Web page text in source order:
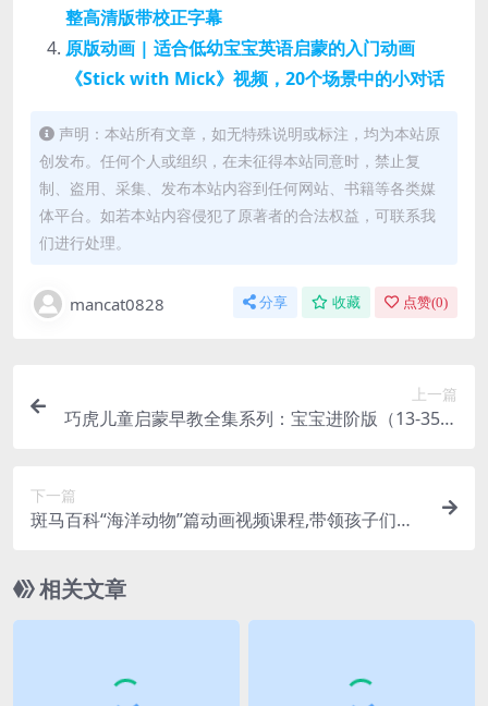
整高清版带校正字幕
原版动画 | 适合低幼宝宝英语启蒙的入门动画
《Stick with Mick》视频，20个场景中的小对话
声明：本站所有文章，如无特殊说明或标注，均为本站原
创发布。任何个人或组织，在未征得本站同意时，禁止复
制、盗用、采集、发布本站内容到任何网站、书籍等各类媒
体平台。如若本站内容侵犯了原著者的合法权益，可联系我
们进行处理。
mancat0828 分享 收藏 点赞(0)
上一篇
巧虎儿童启蒙早教全集系列：宝宝进阶版（13-35个
下一篇
斑马百科“海洋动物”篇动画视频课程,带领孩子们探
相关文章